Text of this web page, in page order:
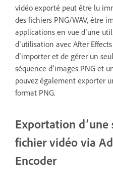
vidéo exporté peut être lu
des fichiers PNG/WAV, être
applications en vue d’une
d’utilisation avec After
d’importer et de gérer un
séquence d’images PNG et
pouvez également exporter
format PNG.
Exportation d’une
fichier vidéo via
Encoder